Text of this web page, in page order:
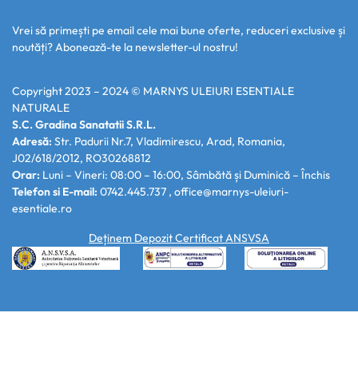
Vrei să primești pe email cele mai bune oferte, reduceri exclusive și
noutăți? Abonează-te la newsletter-ul nostru!
Copyright 2023 – 2024 © MARNYS ULEIURI ESENTIALE
NATURALE
S.C. Gradina Sanatatii S.R.L.
Adresă: Str. Padurii Nr.7, Vladimirescu, Arad, Romania,
J02/618/2012, RO30268812
Orar: Luni – Vineri: 08:00 – 16:00, Sâmbătă și Duminică – Închis
Telefon si E-mail: 0742.445.737 , office@marnys-uleiuri-
esentiale.ro
Deținem Depozit Certificat ANSVSA